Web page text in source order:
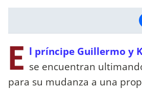
E l príncipe Guillermo y
se encuentran
para su mudanza a una